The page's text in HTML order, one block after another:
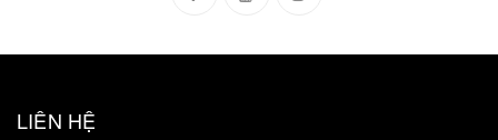
LIÊN HỆ